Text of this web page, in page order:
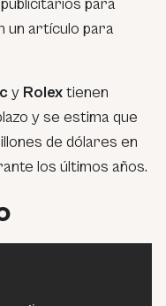
para
un artículo para
y Rolextienen
y se estima que
de dólares en
los últimos años.